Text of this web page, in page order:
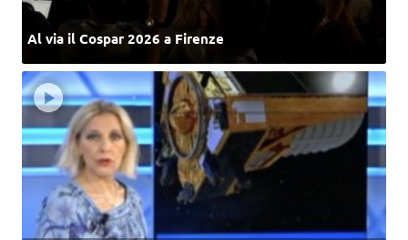
Al via il Cospar 2026 a Firenze